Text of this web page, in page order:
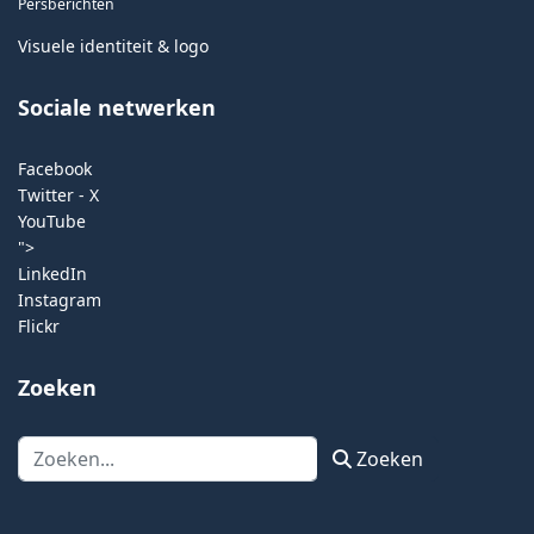
Persberichten
Visuele identiteit & logo
Sociale netwerken
Facebook
Twitter - X
YouTube
">
LinkedIn
Instagram
Flickr
Zoeken
Zoeken Zoeken